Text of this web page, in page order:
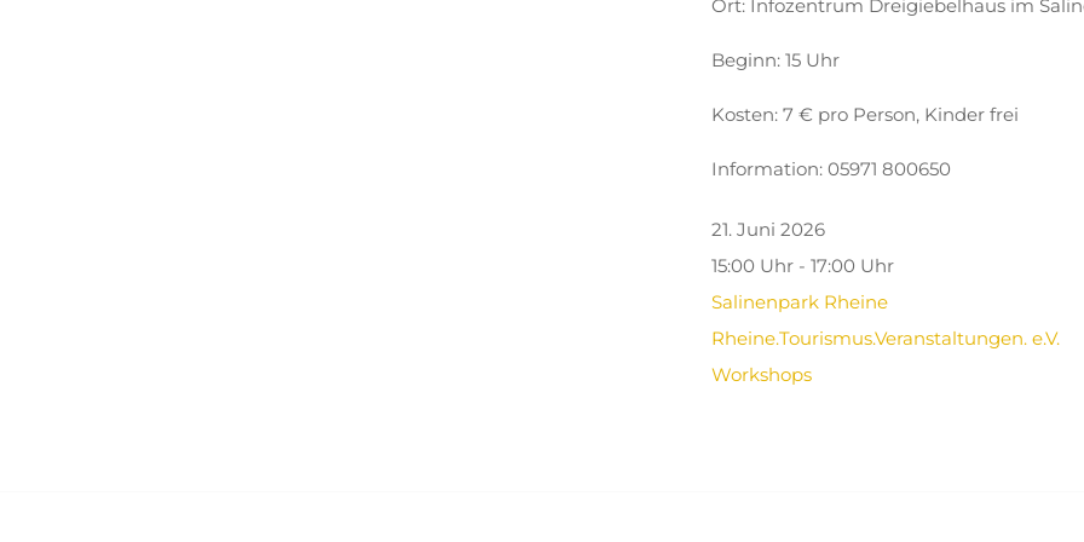
Ort: Infozentrum Dreigiebelhaus im
Beginn: 15 Uhr
Kosten: 7 € pro Person, Kinder frei
Information: 05971 800650
21. Juni 2026
15:00 Uhr - 17:00 Uhr
Salinenpark Rheine
Rheine.Tourismus.Veranstaltungen. e.V.
Workshops